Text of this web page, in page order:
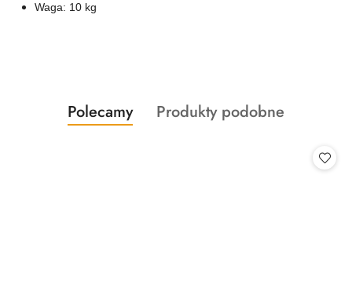
Waga: 10 kg
Pomiń karuzelę produktów
Produkty
o
Polecamy
Produkty
Produkty podobne